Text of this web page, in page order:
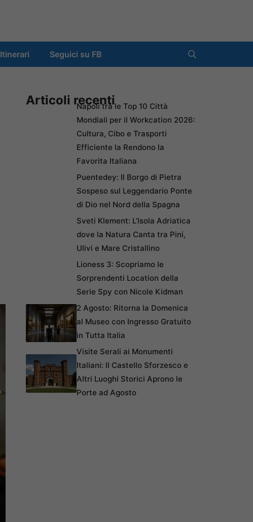
Itinerari Seguici su FB
Articoli recentiNapoli tra le Top 10 Città
Mondiali per il Workcation 2026:
Cultura, Cibo e Trasporti
Efficiente la Rendono la
Favorita Italiana
Puentedey: Il Borgo di Pietra
Sospeso sul Leggendario Ponte
di Dio nel Nord della Spagna
Sveti Klement: L’Isola Adriatica
dove la Natura Canta tra Pini,
Ulivi e Mare Cristallino
Lioness 3: Scopriamo le
Sorprendenti Location della
Serie Spy con Nicole Kidman
2 Agosto: Ritorna la Domenica
al Museo con Ingresso Gratuito
in Tutta Italia
Visite Serali ai Monumenti
Italiani: Il Castello Sforzesco e
Altri Luoghi Storici Aprono le
Porte ad Agosto